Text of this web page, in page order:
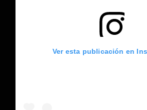
Ver esta publicación en